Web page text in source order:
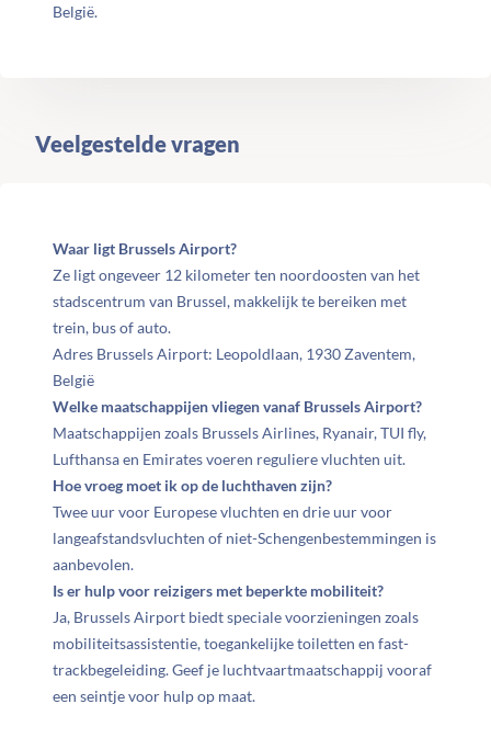
België.
Veelgestelde vragen
Waar ligt Brussels Airport?
Ze ligt ongeveer 12 kilometer ten noordoosten van het
stadscentrum van Brussel, makkelijk te bereiken met
trein, bus of auto.
Adres Brussels Airport: Leopoldlaan, 1930 Zaventem,
België
Welke maatschappijen vliegen vanaf Brussels Airport?
Maatschappijen zoals Brussels Airlines, Ryanair, TUI fly,
Lufthansa en Emirates voeren reguliere vluchten uit.
Hoe vroeg moet ik op de luchthaven zijn?
Twee uur voor Europese vluchten en drie uur voor
langeafstandsvluchten of niet-Schengenbestemmingen is
aanbevolen.
Is er hulp voor reizigers met beperkte mobiliteit?
Ja, Brussels Airport biedt speciale voorzieningen zoals
mobiliteitsassistentie, toegankelijke toiletten en fast-
trackbegeleiding. Geef je luchtvaartmaatschappij vooraf
een seintje voor hulp op maat.